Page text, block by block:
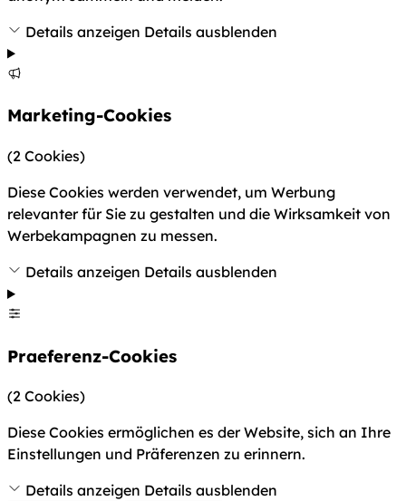
Details anzeigen Details ausblenden
Marketing-Cookies
(2 Cookies)
Diese Cookies werden verwendet, um Werbung
relevanter für Sie zu gestalten und die Wirksamkeit von
Werbekampagnen zu messen.
Details anzeigen Details ausblenden
Praeferenz-Cookies
(2 Cookies)
Diese Cookies ermöglichen es der Website, sich an Ihre
Einstellungen und Präferenzen zu erinnern.
Details anzeigen Details ausblenden